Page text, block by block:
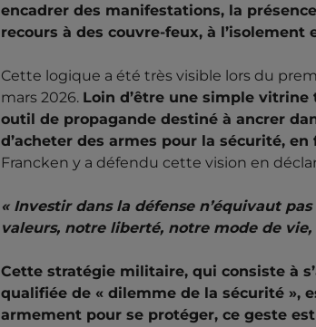
encadrer des manifestations, la
recours à des couvre-feux, à
Cette logique a été très visible lors du
mars 2026. Loin d’être une simple
outil de propagande destiné à ancrer
d’acheter des armes pour la sécurité,
Francken y a défendu cette vision en
« Investir dans la défense n’équivaut
valeurs, notre liberté, notre mode de
Cette stratégie militaire, qui consiste à
qualifiée de « dilemme de la sécurité »,
armement pour se protéger, ce geste